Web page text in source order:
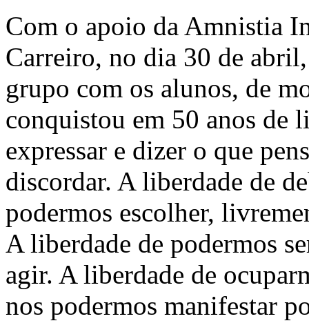
Com o apoio da Amnistia
Carreiro, no dia 30 de
grupo com os alunos, de
conquistou em 50 anos de
expressar e dizer o que
discordar. A liberdade de
podermos escolher,
A liberdade de podermos
agir. A liberdade de
nos podermos manifestar